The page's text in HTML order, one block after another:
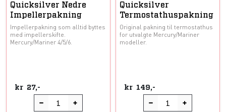
Quicksilver Nedre
Impellerpakning
Impellerpakning som alltid byttes
med impellerskifte.
Mercury/Mariner 4/5/6.
kr 27,-
Quicksilver
Termostathuspakning
Original pakning til termostathus
for utvalgte Mercury/Mariner
modeller.
kr 149,-